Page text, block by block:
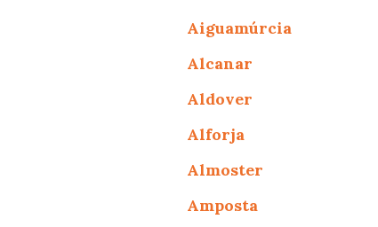
Aiguamúrcia
Alcanar
Aldover
Alforja
Almoster
Amposta